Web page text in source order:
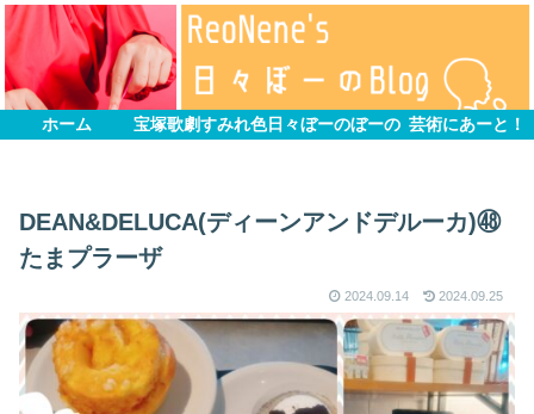
ホーム 宝塚歌劇すみれ色日々ぼーのぼーの 芸術にあーと！
DEAN&DELUCA(ディーンアンドデルーカ)㊽
たまプラーザ
2024.09.14 2024.09.25